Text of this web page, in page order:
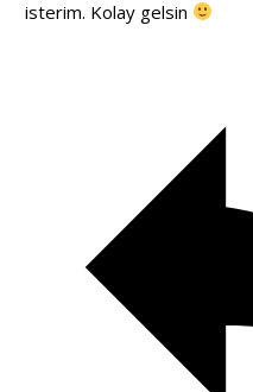
isterim. Kolay gelsin